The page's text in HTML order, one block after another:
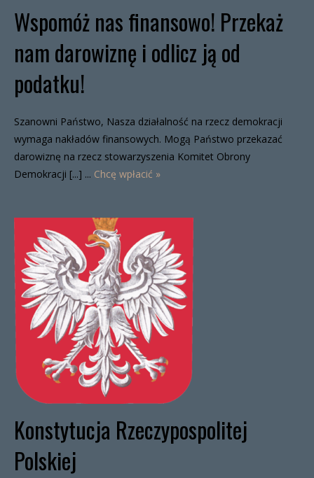
Wspomóż nas finansowo! Przekaż
nam darowiznę i odlicz ją od
podatku!
Szanowni Państwo, Nasza działalność na rzecz demokracji
wymaga nakładów finansowych. Mogą Państwo przekazać
darowiznę na rzecz stowarzyszenia Komitet Obrony
Demokracji [...] ... Chcę wpłacić »
Konstytucja Rzeczypospolitej
Polskiej